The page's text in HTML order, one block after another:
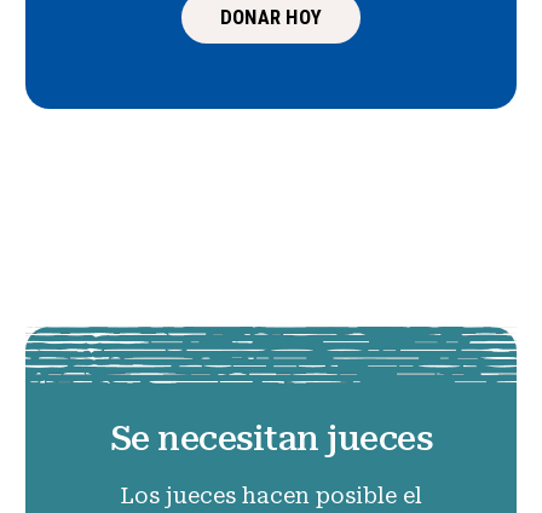
DONAR HOY
Se necesitan jueces
Los jueces hacen posible el